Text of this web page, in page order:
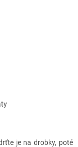
je na drobky, poté